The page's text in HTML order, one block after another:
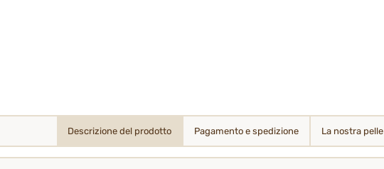
Descrizione del prodotto Pagamento e spedizione La nostra pelle